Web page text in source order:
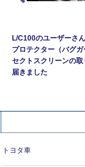
L/C100のユーザーさ
プロテクター（バグ
セクトスクリーンの
届きました
トヨタ車